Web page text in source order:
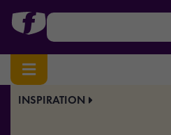
INSPIRATION
Hem/Sport & Träning / Rush 2.0 Short Tights W